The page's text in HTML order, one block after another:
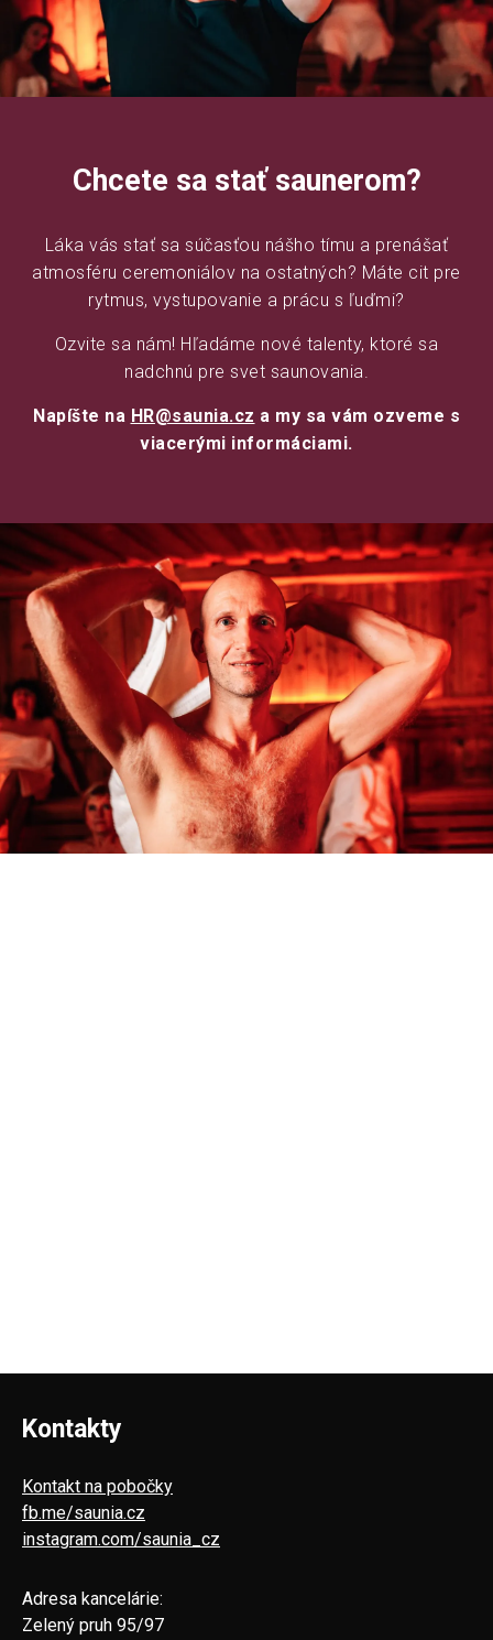
Chcete sa stať saunerom?
Láka vás stať sa súčasťou nášho tímu a prenášať
atmosféru ceremoniálov na ostatných? Máte cit pre
rytmus, vystupovanie a prácu s ľuďmi?
Ozvite sa nám! Hľadáme nové talenty, ktoré sa
nadchnú pre svet saunovania.
Napíšte na HR@saunia.cz a my sa vám ozveme s
viacerými informáciami.
Kontakty
Kontakt na pobočky
fb.me/saunia.cz
instagram.com/saunia_cz
Adresa kancelárie:
Zelený pruh 95/97